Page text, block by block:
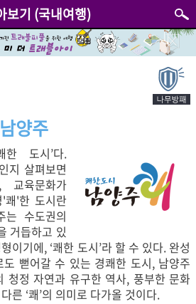
보기 (국내여행)
양주
한 도시’다.
지 살펴보면
육문화가
쾌'한 도시란
는 수도권의
거듭하고 있
이기에, ‘쾌한 도시’라 할 수 있다. 완성
뻗어갈 수 있는 경쾌한 도시, 남양주
청정 자연과 유구한 역사, 풍부한 문화
른 ‘쾌’의 의미로 다가올 것이다.